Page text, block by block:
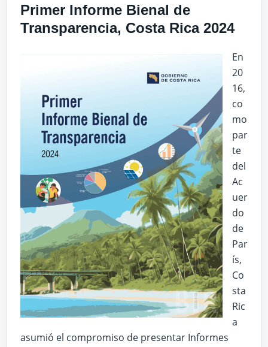
Primer Informe Bienal de
Transparencia, Costa Rica 2024
En
20
16,
co
mo
par
te
del
Ac
uer
do
de
Par
ís,
Co
sta
Ric
a
asumió el compromiso de presentar Informes